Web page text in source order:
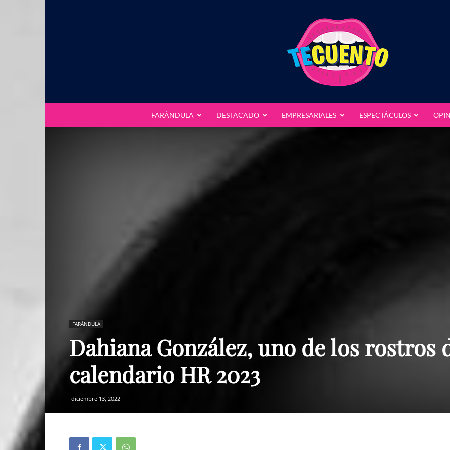
FARÁNDULA DESTACADO EMPRESARIALES ESPECTÁCULOS
FARÁNDULA
Dahiana González, uno de los rostros
calendario HR 2023
diciembre 13, 2022